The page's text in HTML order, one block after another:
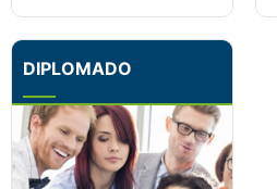
DIPLOMADO